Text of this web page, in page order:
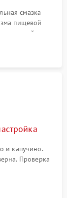
смазка
пищевой
масел.
и капучино.
Проверка
напитка и
посторонних